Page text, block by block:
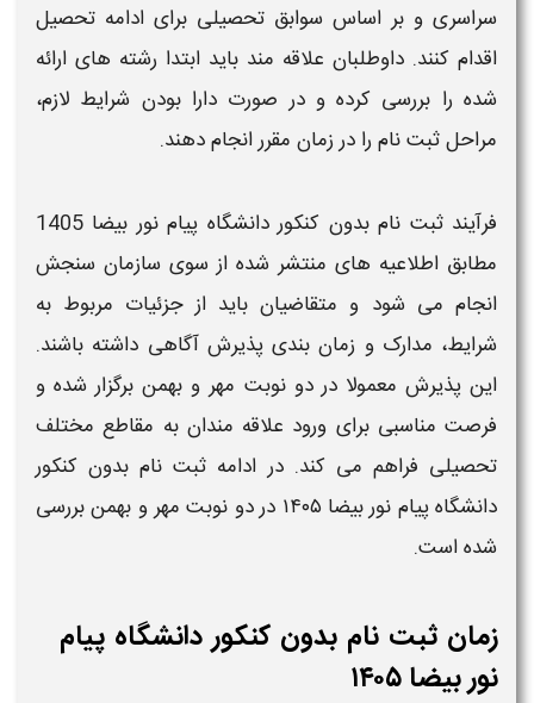
سراسری و بر اساس سوابق تحصیلی برای ادامه تحصیل
اقدام کنند. داوطلبان علاقه‌ مند باید ابتدا رشته‌ های ارائه
شده را بررسی کرده و در صورت دارا بودن شرایط لازم،
مراحلثبت نام را در زمان مقرر انجام دهند.
فرآیندثبت نام بدون کنکور دانشگاه پیام نور بیضا 1405
مطابق اطلاعیه‌ های منتشر شده از سوی سازمان سنجش
انجام می‌ شود و متقاضیان باید از جزئیات مربوط به
شرایط، مدارک و زمان‌ بندی پذیرش آگاهی داشته باشند.
این پذیرش معمولا در دو نوبت مهر و بهمنبرگزار شده و
فرصت مناسبی برای ورود علاقه‌ مندان به مقاطع مختلف
تحصیلی فراهم می‌ کند. در ادامه ثبت نام بدون کنکور
دانشگاه پیام نور بیضا ۱۴۰۵
در دو نوبت مهر و بهمنبررسی
شده است.
زمان ثبت نام بدون کنکور دانشگاه پیام
نور بیضا ۱۴۰۵